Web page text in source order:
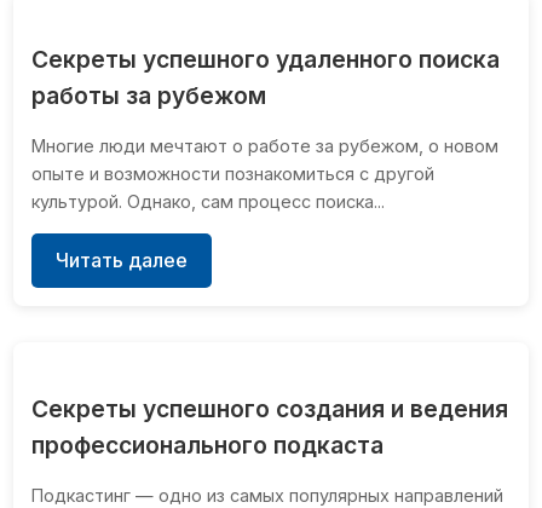
Секреты успешного удаленного поиска
работы за рубежом
Многие люди мечтают о работе за рубежом, о новом
опыте и возможности познакомиться с другой
культурой. Однако, сам процесс поиска...
Читать далее
Секреты успешного создания и ведения
профессионального подкаста
Подкастинг — одно из самых популярных направлений